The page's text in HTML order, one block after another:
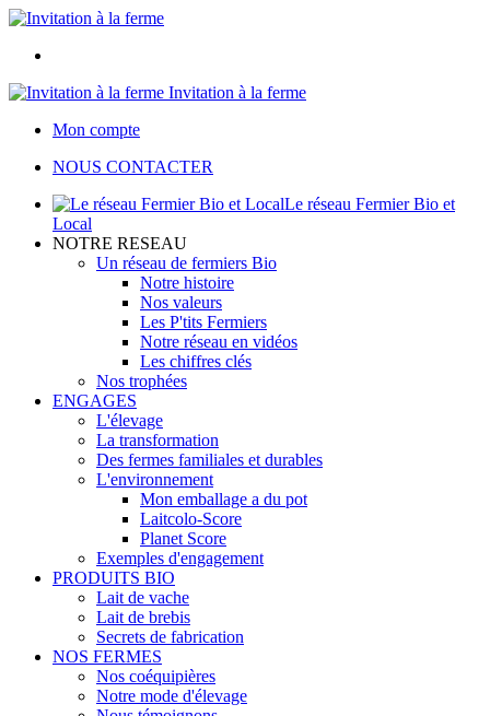
Invitation à la ferme
Mon compte
NOUS CONTACTER
Le réseau Fermier Bio et
Local
NOTRE RESEAU
Un réseau de fermiers Bio
Notre histoire
Nos valeurs
Les P'tits Fermiers
Notre réseau en vidéos
Les chiffres clés
Nos trophées
ENGAGES
L'élevage
La transformation
Des fermes familiales et durables
L'environnement
Mon emballage a du pot
Laitcolo-Score
Planet Score
Exemples d'engagement
PRODUITS BIO
Lait de vache
Lait de brebis
Secrets de fabrication
NOS FERMES
Nos coéquipières
Notre mode d'élevage